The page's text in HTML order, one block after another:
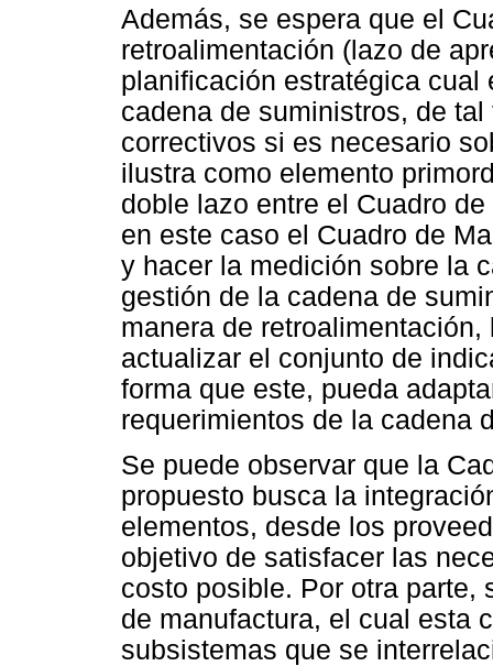
Además, se espera que el
retroalimentación (lazo de
planificación estratégica
cadena de suministros, de
correctivos si es necesario
ilustra como elemento
doble lazo entre el Cuadro
en este caso el Cuadro de
y hacer la medición sobre la
gestión de la cadena de
manera de
actualizar el conjunto de
forma que este, pueda
requerimientos de la cadena
Se puede observar que la
propuesto busca la
elementos, desde los
objetivo de satisfacer las
costo posible. Por otra parte,
de manufactura, el cual esta
subsistemas que se